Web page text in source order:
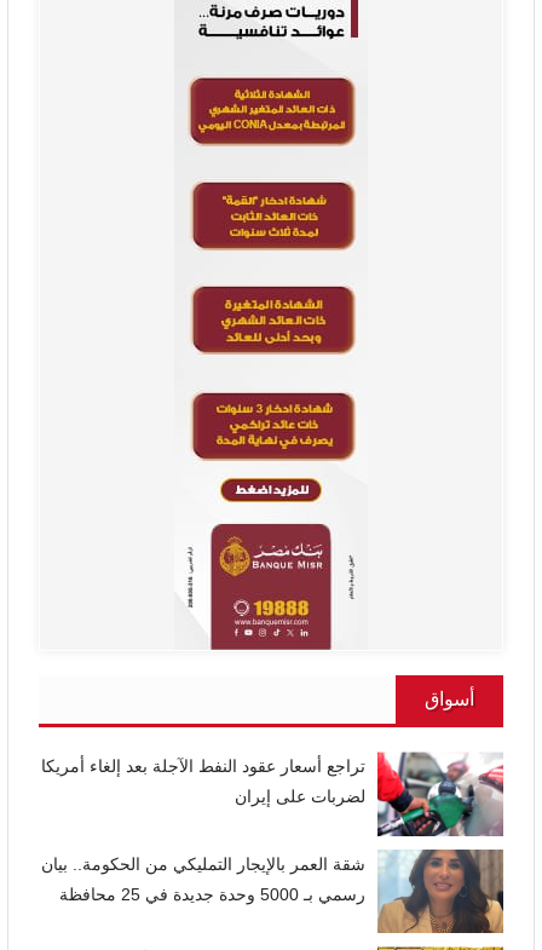
أسواق
تراجع أسعار عقود النفط الآجلة بعد إلغاء أمريكا
لضربات على إيران
شقة العمر بالإيجار التمليكي من الحكومة.. بيان
رسمي بـ 5000 وحدة جديدة في 25 محافظة